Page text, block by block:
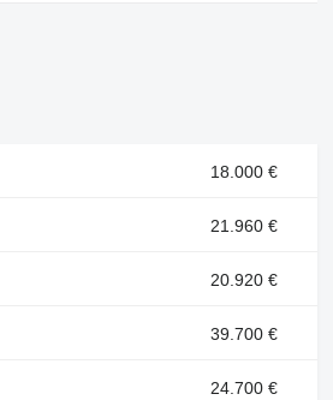
18.000 €
21.960 €
20.920 €
39.700 €
24.700 €